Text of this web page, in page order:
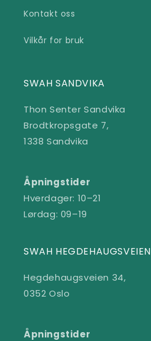
Kontakt oss
Vilkår for bruk
SWAH SANDVIKA
Thon Senter Sandvika
Brodtkropsgate 7,
1338 Sandvika
Åpningstider
Hverdager: 10–21
Lørdag: 09–19
SWAH HEGDEHAUGSVEIEN
Hegdehaugsveien 34,
0352 Oslo
Åpningstider